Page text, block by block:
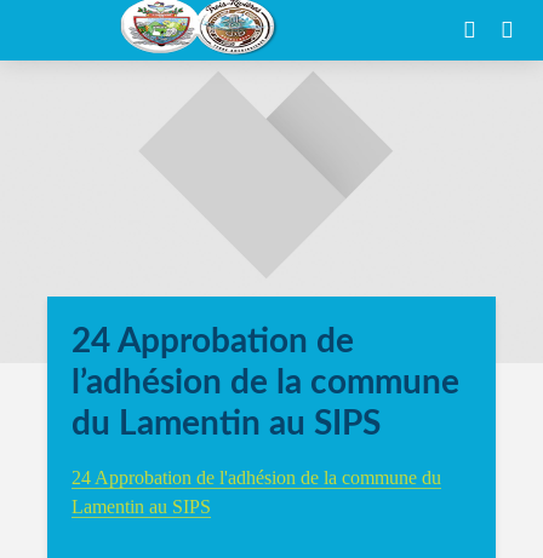
24 Approbation de
l’adhésion de la commune
du Lamentin au SIPS
24 Approbation de l'adhésion de la commune du
Lamentin au SIPS